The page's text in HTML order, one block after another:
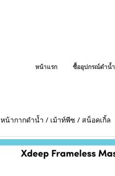
หน้าแรก ซื้ออุปกรณ์ดำน้ำ
หน้ากากดำน้ำ / เม้าท์พีซ / สน็อคเกิ้ล